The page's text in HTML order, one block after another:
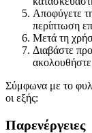
Αποφύγετε
περίπτωση
Μετά τη
Διαβάστε
ακολουθήστε
Σύμφωνα με το
οι εξής:
Παρενέργειες